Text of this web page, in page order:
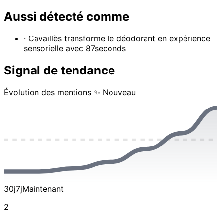
Aussi détecté comme
· Cavaillès transforme le déodorant en expérience
sensorielle avec 87seconds
Signal de tendance
Évolution des mentions ✨ Nouveau
30j7jMaintenant
2